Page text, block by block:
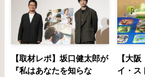
【取材レポ】坂口健太郎が
『私はあなたを知らな
【大
イ・ス